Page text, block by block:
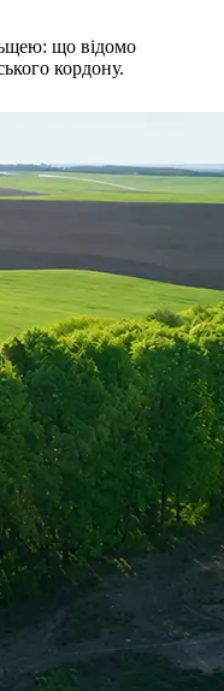
що відомо
кордону.